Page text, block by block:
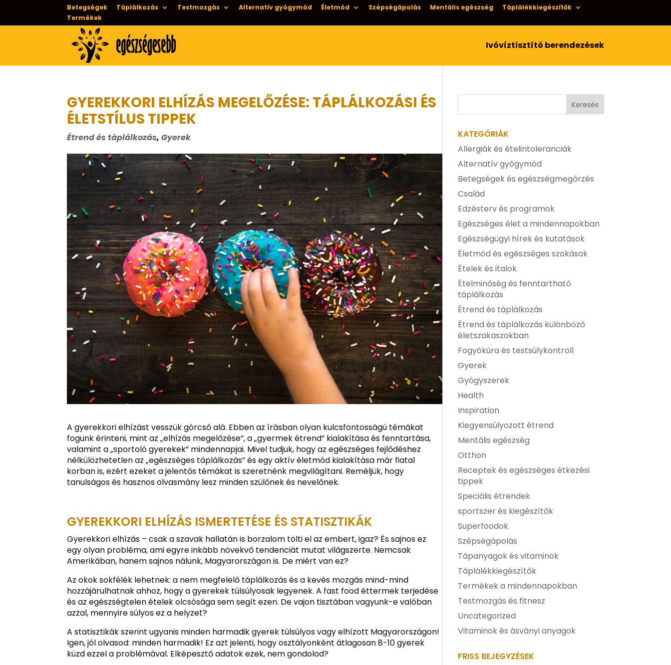
Betegségek Táplálkozás Testmozgás Alternatív gyógymód Életmód Szépségápolás Mentális egészség
Táplálékkiegészítők
Termékek
Ivóvíztisztító berendezések
GYEREKKORI ELHÍZÁS MEGELŐZÉSE: TÁPLÁLKOZÁSI ÉS
ÉLETSTÍLUS TIPPEK
Étrend és táplálkozás,Gyerek
A gyerekkori elhízást vesszük górcső alá. Ebben az írásban olyan kulcsfontosságú témákat
fogunk érinteni, mint az „elhízás megelőzése”, a „gyermek étrend” kialakítása és fenntartása,
valamint a „sportoló gyerekek” mindennapjai. Mivel tudjuk, hogy az egészséges fejlődéshez
nélkülözhetetlen az „egészséges táplálkozás” és egy aktív életmód kialakítása már fiatal
korban is, ezért ezeket a jelentős témákat is szeretnénk megvilágítani. Reméljük, hogy
tanulságos és hasznos olvasmány lesz minden szülőnek és nevelőnek.
GYEREKKORI ELHÍZÁS ISMERTETÉSE ÉS STATISZTIKÁK
Gyerekkori elhízás – csak a szavak hallatán is borzalom tölti el az embert, igaz? És sajnos ez
egy olyan probléma, ami egyre inkább növekvő tendenciát mutat világszerte. Nemcsak
Amerikában, hanem sajnos nálunk, Magyarországon is. De miért van ez?
Az okok sokfélék lehetnek: a nem megfelelő táplálkozás és a kevés mozgás mind-mind
hozzájárulhatnak ahhoz, hogy a gyerekek túlsúlyosak legyenek. A fast food éttermek terjedése
és az egészségtelen ételek olcsósága sem segít ezen. De vajon tisztában vagyunk-e valóban
azzal, mennyire súlyos ez a helyzet?
A statisztikák szerint ugyanis minden harmadik gyerek túlsúlyos vagy elhízott Magyarországon!
Igen, jól olvasod: minden harmadik! Ez azt jelenti, hogy osztályonként átlagosan 8-10 gyerek
küzd ezzel a problémával. Elképesztő adatok ezek, nem gondolod?
KATEGÓRIÁK
Allergiák és ételintoleranciák
Alternatív gyógymód
Betegségek és egészségmegőrzés
Család
Edzésterv és programok
Egészséges élet a mindennapokban
Egészségügyi hírek és kutatások
Életmód és egészséges szokások
Ételek és italok
Ételminőség és fenntartható
táplálkozás
Étrend és táplálkozás
Étrend és táplálkozás különböző
életszakaszokban
Fogyókúra és testsúlykontroll
Gyerek
Gyógyszerek
Health
Inspiration
Kiegyensúlyozott étrend
Mentális egészség
Otthon
Receptek és egészséges étkezési
tippek
Speciális étrendek
sportszer és kiegészítők
Superfoodok
Szépségápolás
Tápanyagok és vitaminok
Táplálékkiegészítők
Termékek a mindennapokban
Testmozgás és fitnesz
Uncategorized
Vitaminok és ásványi anyagok
FRISS BEJEGYZÉSEK